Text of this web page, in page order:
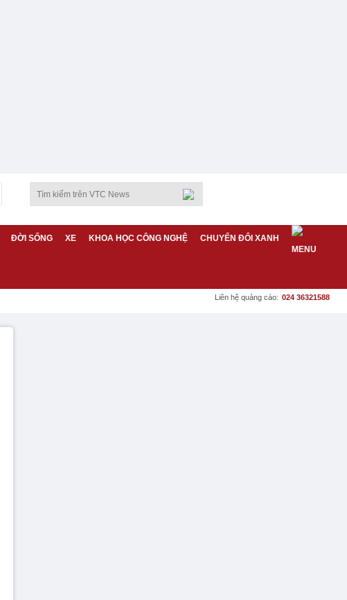
ĐỜI SỐNG XE KHOA HỌC CÔNG NGHỆ CHUYỂN ĐỔI XANH
Liên hệ quảng cáo: 024 36321588